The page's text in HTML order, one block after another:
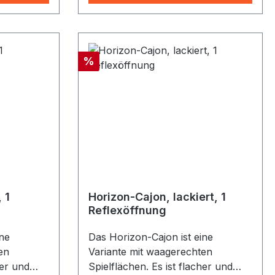
bietet
Bass,
hoch
∙ Profi
Bass
nicht
1
und
Rabatt
%
Horizon-Cajon, lackiert, 1
Reflexöffnung
Das Horizon-Cajon ist eine
Variante mit waagerechten
Spielflächen. Es ist flacher und